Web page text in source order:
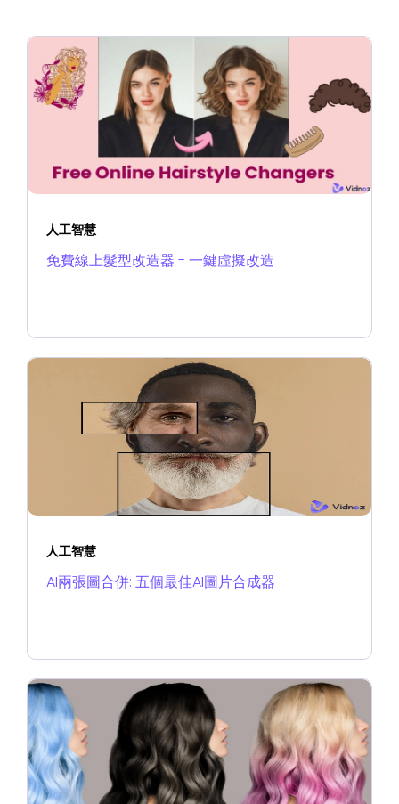
人工智慧
免費線上髮型改造器 - 一鍵虛擬改造
人工智慧
AI兩張圖合併: 五個最佳AI圖片合成器